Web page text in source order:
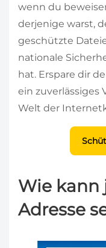
wenn du
derjenige warst,
geschützte
nationale
hat. Erspare dir
ein zuverlässiges
Welt der
Wie kann
Adresse